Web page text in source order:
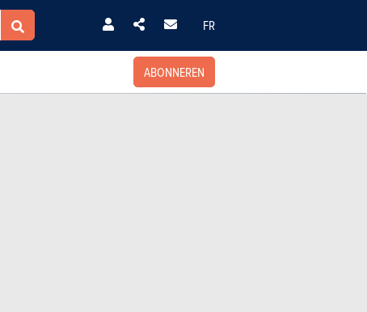
FR
ABONNEREN